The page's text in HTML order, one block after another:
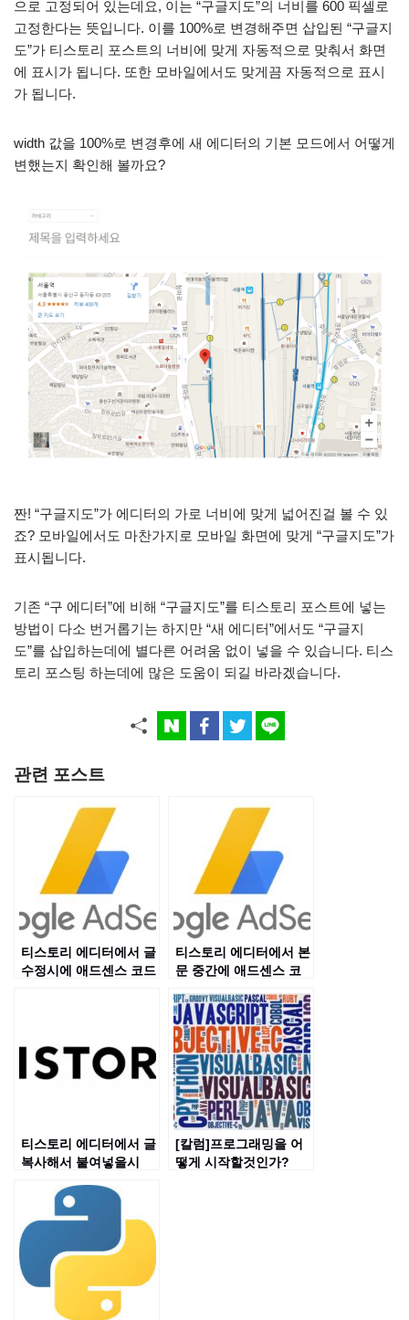
으로 고정되어 있는데요, 이는 “구글지도”의 너비를 600 픽셀로
고정한다는 뜻입니다. 이를 100%로 변경해주면 삽입된 “구글지
도”가 티스토리 포스트의 너비에 맞게 자동적으로 맞춰서 화면
에 표시가 됩니다. 또한 모바일에서도 맞게끔 자동적으로 표시
가 됩니다.
width 값을 100%로 변경후에 새 에디터의 기본 모드에서 어떻게
변했는지 확인해 볼까요?
짠! “구글지도”가 에디터의 가로 너비에 맞게 넓어진걸 볼 수 있
죠? 모바일에서도 마찬가지로 모바일 화면에 맞게 “구글지도”가
표시됩니다.
기존 “구 에디터”에 비해 “구글지도”를 티스토리 포스트에 넣는
방법이 다소 번거롭기는 하지만 “새 에디터”에서도 “구글지
도”를 삽입하는데에 별다른 어려움 없이 넣을 수 있습니다. 티스
토리 포스팅 하는데에 많은 도움이 되길 바라겠습니다.
관련 포스트
티스토리 에디터에서 글
수정시에 애드센스 코드
티스토리 에디터에서 본
문 중간에 애드센스 코
는 방법
티스토리 에디터에서 글
복사해서 붙여넣을시
[칼럼]프로그래밍을 어
떻게 시작할것인가?